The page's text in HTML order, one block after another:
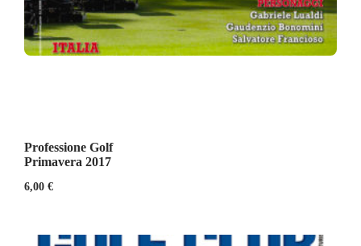
Professione Golf
Primavera 2017
6,00 €